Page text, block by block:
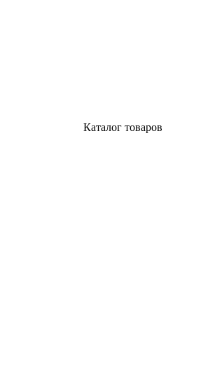
Каталог товаров